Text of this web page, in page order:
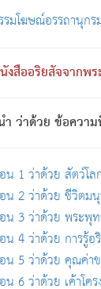
รมโฆษณ์อรรถานุกร
งสืออริยสัจจากพ
ว่าด้วย ข้อควา
น 1 ว่าด้วย สัตว์โ
น 2 ว่าด้วย ชีวิตม
น 3 ว่าด้วย พระพุ
น 4 ว่าด้วย การรู้อ
น 5 ว่าด้วย คุณค่า
น 6 ว่าด้วย เค้าโค
บังหน้า[1]ย่อมกล่
สิ่งนั้นย่อมเป็น (ต
ภพโดยความเป็
(ที่เขาไม่รู้จัก) :
อการละขาดซึ่งภ
ลุดพ้นจากภพว่
มออกไปได้จากภ
ามเกิดขึ้นแห่งทุก
ยอันอวิชาหนาแ
ามมีแห่งประโยชน์
ตามที่เป็นจริงอ